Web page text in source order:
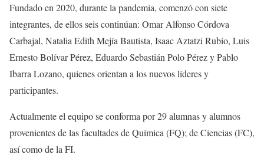
Fundado en 2020, durante la pandemia, comenzó con siete
integrantes, de ellos seis continúan: Omar Alfonso Córdova
Carbajal, Natalia Edith Mejía Bautista, Isaac Aztatzi Rubio, Luis
Ernesto Bolívar Pérez, Eduardo Sebastián Polo Pérez y Pablo
Ibarra Lozano, quienes orientan a los nuevos líderes y
participantes.
Actualmente el equipo se conforma por 29 alumnas y alumnos
provenientes de las facultades de Química (FQ); de Ciencias (FC),
así como de la FI.